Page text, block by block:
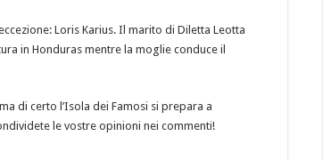
Loris Karius. Il marito di Diletta Leotta
in Honduras mentre la moglie conduce il
di certo l’Isola dei Famosi si prepara a
le vostre opinioni nei commenti!